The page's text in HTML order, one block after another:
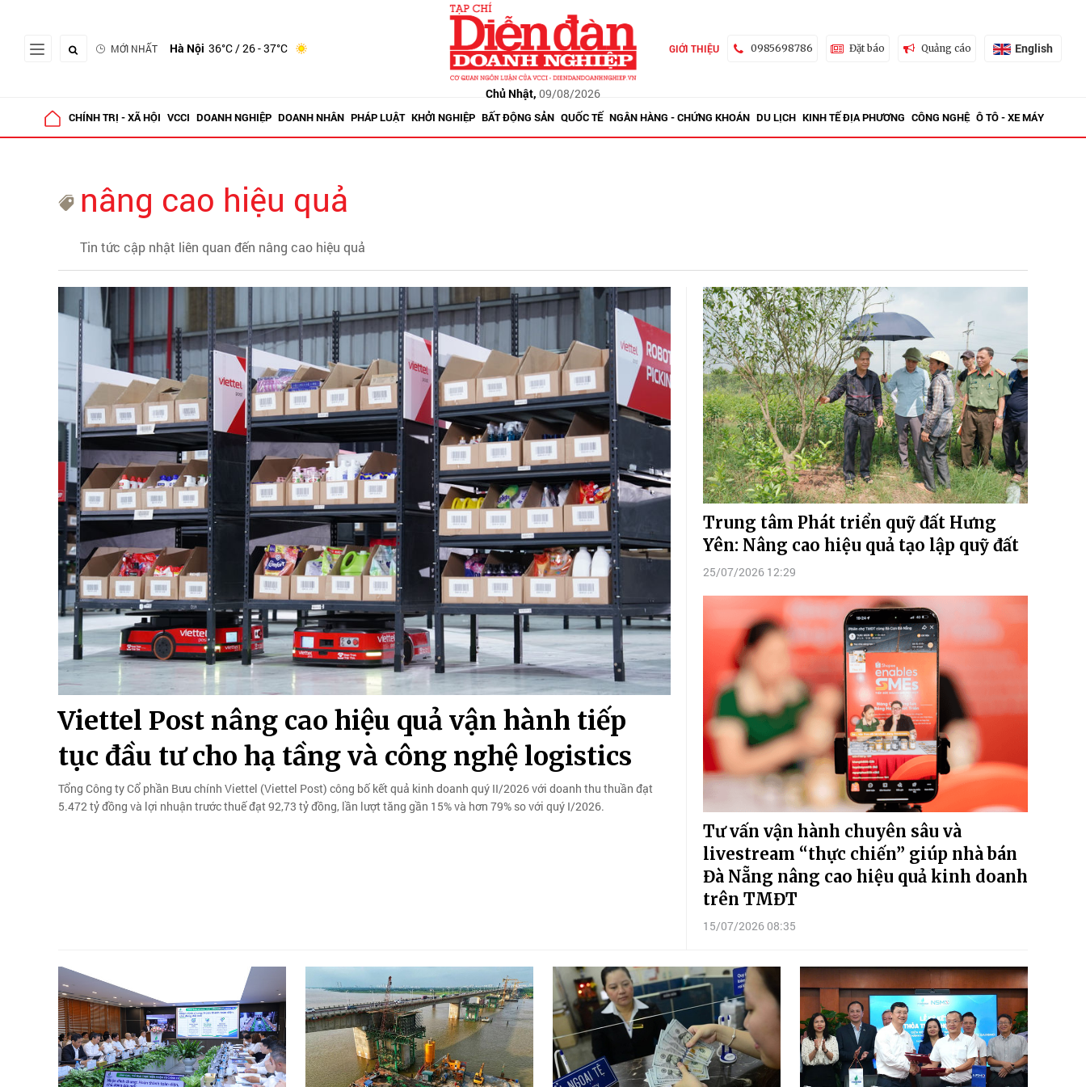
MỚI NHẤT Hà Nội 36°C/ 26 - 37°C
Chủ Nhật, 09/08/2026
GIỚI THIỆU 0985698786 Đặt báo Quảng cáo English
CHÍNH TRỊ - XÃ HỘI VCCI DOANH NGHIỆP DOANH NHÂN PHÁP LUẬT KHỞI NGHIỆP BẤT ĐỘNG SẢN QUỐC TẾ NGÂN HÀNG - CHỨNG KHOÁN DU LỊCH KINH TẾ ĐỊA PHƯƠNG CÔNG NGHỆ Ô TÔ - XE MÁY
nâng cao hiệu quả
Tin tức cập nhật liên quan đến nâng cao hiệu quả
Viettel Post nâng cao hiệu quả vận hành tiếp
tục đầu tư cho hạ tầng và công nghệ logistics
Tổng Công ty Cổ phần Bưu chính Viettel (Viettel Post) công bố kết quả kinh doanh quý II/2026 với doanh thu thuần đạt
5.472 tỷ đồng và lợi nhuận trước thuế đạt 92,73 tỷ đồng, lần lượt tăng gần 15% và hơn 79% so với quý I/2026.
Trung tâm Phát triển quỹ đất Hưng
Yên: Nâng cao hiệu quả tạo lập quỹ đất
25/07/2026 12:29
Tư vấn vận hành chuyên sâu và
livestream “thực chiến” giúp nhà bán
Đà Nẵng nâng cao hiệu quả kinh doanh
trên TMĐT
15/07/2026 08:35